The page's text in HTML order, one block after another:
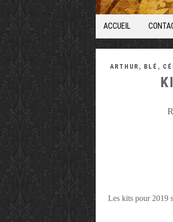
ACCUEIL
ARTHUR , BLÉ ,
Les kits pour 2019